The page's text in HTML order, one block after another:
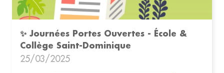
✨ Journées Portes Ouvertes - École &
Collège Saint-Dominique
25/03/2025